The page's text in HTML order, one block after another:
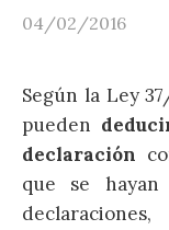
04/02/2016
Según la Ley
pueden
declaración
que se hayan